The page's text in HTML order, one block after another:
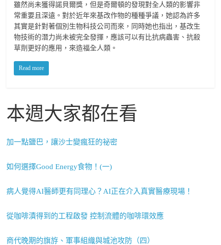
雖然尚未獲得諾貝爾獎，但是奇爾頓的發現對全人類的影響非
常重要且深遠。對於近年來基改作物的種種爭議，她認為許多
其實是針對著個別生物科技公司而來，同時她也指出，基改生
物技術的潛力尚未被完全發揮，應該可以有比抗病蟲害、抗殺
草劑更好的應用，來造福全人類。
Read more
本週大家都在看
加一點鹽巴，讓沙士變瘋狂的祕密
如何選擇Good Energy食物！(一)
病人覺得AI醫師更有同理心？AI正在介入真實醫療現場！
從咖啡漬得到的工程啟發 控制流體的咖啡環效應
商代晚期的旗斿、軍事組織與城池攻防（四）